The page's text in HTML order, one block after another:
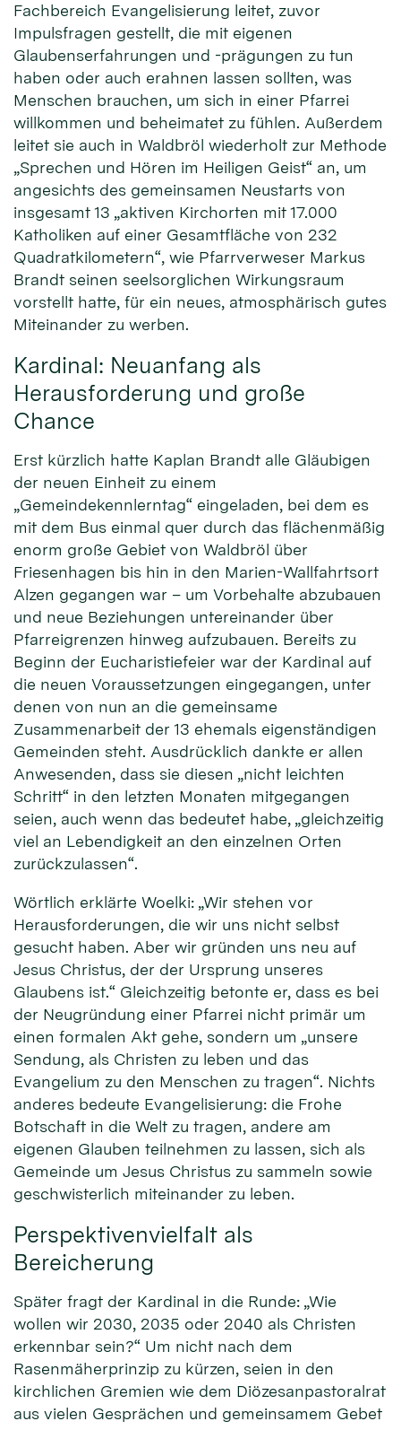
Fachbereich Evangelisierung leitet, zuvor
Impulsfragen gestellt, die mit eigenen
Glaubenserfahrungen und -prägungen zu tun
haben oder auch erahnen lassen sollten, was
Menschen brauchen, um sich in einer Pfarrei
willkommen und beheimatet zu fühlen. Außerdem
leitet sie auch in Waldbröl wiederholt zur Methode
„Sprechen und Hören im Heiligen Geist“ an, um
angesichts des gemeinsamen Neustarts von
insgesamt 13 „aktiven Kirchorten mit 17.000
Katholiken auf einer Gesamtfläche von 232
Quadratkilometern“, wie Pfarrverweser Markus
Brandt seinen seelsorglichen Wirkungsraum
vorstellt hatte, für ein neues, atmosphärisch gutes
Miteinander zu werben.
Kardinal: Neuanfang als
Herausforderung und große
Chance
Erst kürzlich hatte Kaplan Brandt alle Gläubigen
der neuen Einheit zu einem
„Gemeindekennlerntag“ eingeladen, bei dem es
mit dem Bus einmal quer durch das flächenmäßig
enorm große Gebiet von Waldbröl über
Friesenhagen bis hin in den Marien-Wallfahrtsort
Alzen gegangen war – um Vorbehalte abzubauen
und neue Beziehungen untereinander über
Pfarreigrenzen hinweg aufzubauen. Bereits zu
Beginn der Eucharistiefeier war der Kardinal auf
die neuen Voraussetzungen eingegangen, unter
denen von nun an die gemeinsame
Zusammenarbeit der 13 ehemals eigenständigen
Gemeinden steht. Ausdrücklich dankte er allen
Anwesenden, dass sie diesen „nicht leichten
Schritt“ in den letzten Monaten mitgegangen
seien, auch wenn das bedeutet habe, „gleichzeitig
viel an Lebendigkeit an den einzelnen Orten
zurückzulassen“.
Wörtlich erklärte Woelki: „Wir stehen vor
Herausforderungen, die wir uns nicht selbst
gesucht haben. Aber wir gründen uns neu auf
Jesus Christus, der der Ursprung unseres
Glaubens ist.“ Gleichzeitig betonte er, dass es bei
der Neugründung einer Pfarrei nicht primär um
einen formalen Akt gehe, sondern um „unsere
Sendung, als Christen zu leben und das
Evangelium zu den Menschen zu tragen“. Nichts
anderes bedeute Evangelisierung: die Frohe
Botschaft in die Welt zu tragen, andere am
eigenen Glauben teilnehmen zu lassen, sich als
Gemeinde um Jesus Christus zu sammeln sowie
geschwisterlich miteinander zu leben.
Perspektivenvielfalt als
Bereicherung
Später fragt der Kardinal in die Runde: „Wie
wollen wir 2030, 2035 oder 2040 als Christen
erkennbar sein?“ Um nicht nach dem
Rasenmäherprinzip zu kürzen, seien in den
kirchlichen Gremien wie dem Diözesanpastoralrat
aus vielen Gesprächen und gemeinsamem Gebet